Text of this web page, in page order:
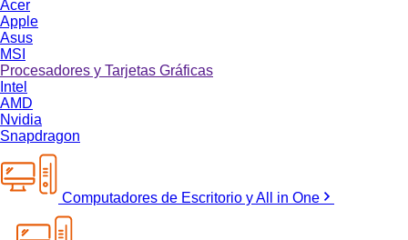
Acer
Apple
Asus
MSI
Procesadores y Tarjetas Gráficas
Intel
AMD
Nvidia
Snapdragon
Computadores de Escritorio y All in One